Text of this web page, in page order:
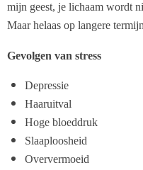
mijn geest, je lichaam wordt
Maar helaas op langere
Gevolgen van stress
Depressie
Haaruitval
Hoge bloeddruk
Slaaploosheid
Oververmoeid